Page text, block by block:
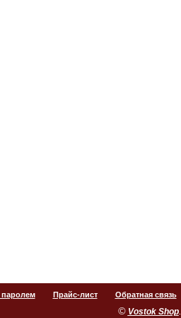
Прайс-лист Обратная связь
© Vostok Shop.